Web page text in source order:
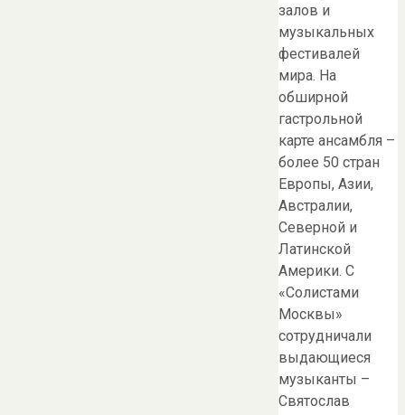
залов и
музыкальных
фестивалей
мира. На
обширной
гастрольной
карте ансамбля –
более 50 стран
Европы, Азии,
Австралии,
Северной и
Латинской
Америки. С
«Солистами
Москвы»
сотрудничали
выдающиеся
музыканты –
Святослав